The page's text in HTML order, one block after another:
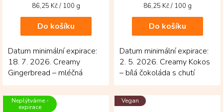
Měrná
86,25 Kč / 100 g
Do košíku
Datum minimální expirace:
18. 7. 2026. Creamy
Gingerbread – mléčná
čokoláda, která voní po
Vánocích! V každém
kousku...
Měrná
86,25 Kč / 100 g
Do košíku
Datum minimální expirace:
2. 5. 2026. Creamy Kokos
– bílá čokoláda s chutí
tropického potěšení!
Spojení sametově...
Neplýtváme -
expirace
Vegan